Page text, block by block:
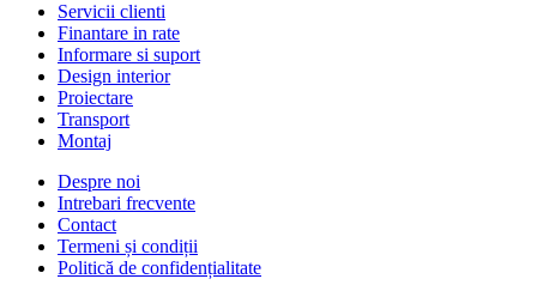
Servicii clienti
Finantare in rate
Informare si suport
Design interior
Proiectare
Transport
Montaj
Despre noi
Intrebari frecvente
Contact
Termeni și condiții
Politică de confidențialitate